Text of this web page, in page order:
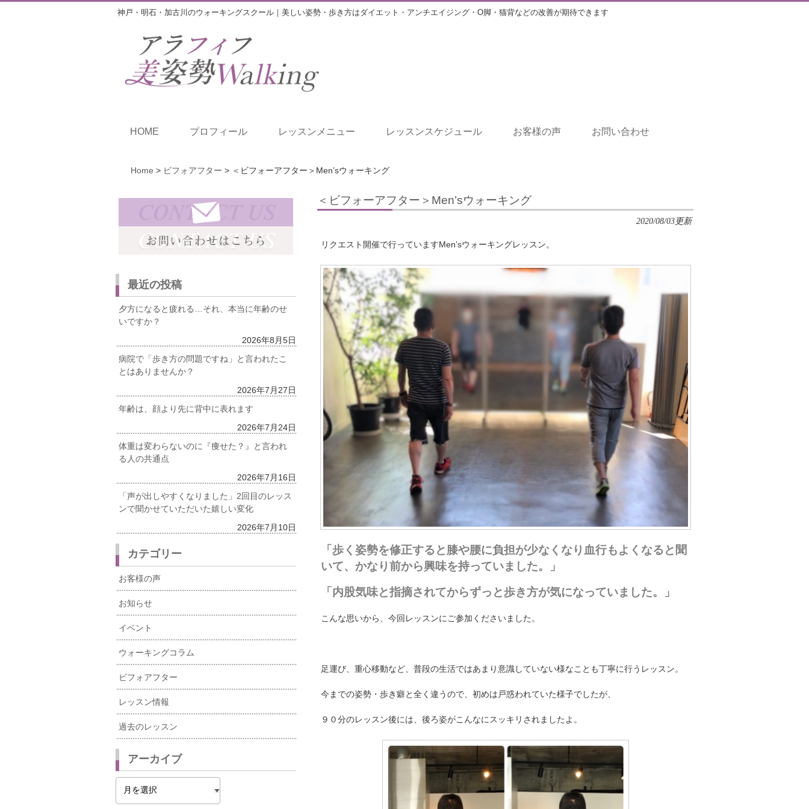
神戸・明石・加古川のウォーキングスクール｜美しい姿勢・歩き方はダイエット・アンチエイジング・O脚・猫背などの改善が期待できます
HOME プロフィール レッスンメニュー レッスンスケジュール お客様の声 お問い合わせ
Home > ビフォアフター > ＜ビフォーアフター＞Men’sウォーキング
＜ビフォーアフター＞Men’sウォーキング
2020/08/03更新
リクエスト開催で行っていますMen’sウォーキングレッスン。
「歩く姿勢を修正すると膝や腰に負担が少なくなり血行もよくなると 聞
いて、かなり前から興味を持っていました。」
「内股気味と指摘されてからずっと歩き方が気になっていました。」
こんな思いから、今回レッスンにご参加くださいました。
足運び、重心移動など、普段の生活ではあまり意識していない様なことも丁寧に行うレッスン。
今までの姿勢・歩き癖と全く違うので、初めは戸惑われていた様子でしたが、
９０分のレッスン後には、後ろ姿がこんなにスッキリされましたよ。
最近の投稿
夕方になると疲れる…それ、本当に年齢のせ
いですか？
2026年8月5日
病院で「歩き方の問題ですね」と言われたこ
とはありませんか？
2026年7月27日
年齢は、顔より先に背中に表れます
2026年7月24日
体重は変わらないのに『痩せた？』と言われ
る人の共通点
2026年7月16日
「声が出しやすくなりました」2回目のレッス
ンで聞かせていただいた嬉しい変化
2026年7月10日
カテゴリー
お客様の声
お知らせ
イベント
ウォーキングコラム
ビフォアフター
レッスン情報
過去のレッスン
アーカイブ